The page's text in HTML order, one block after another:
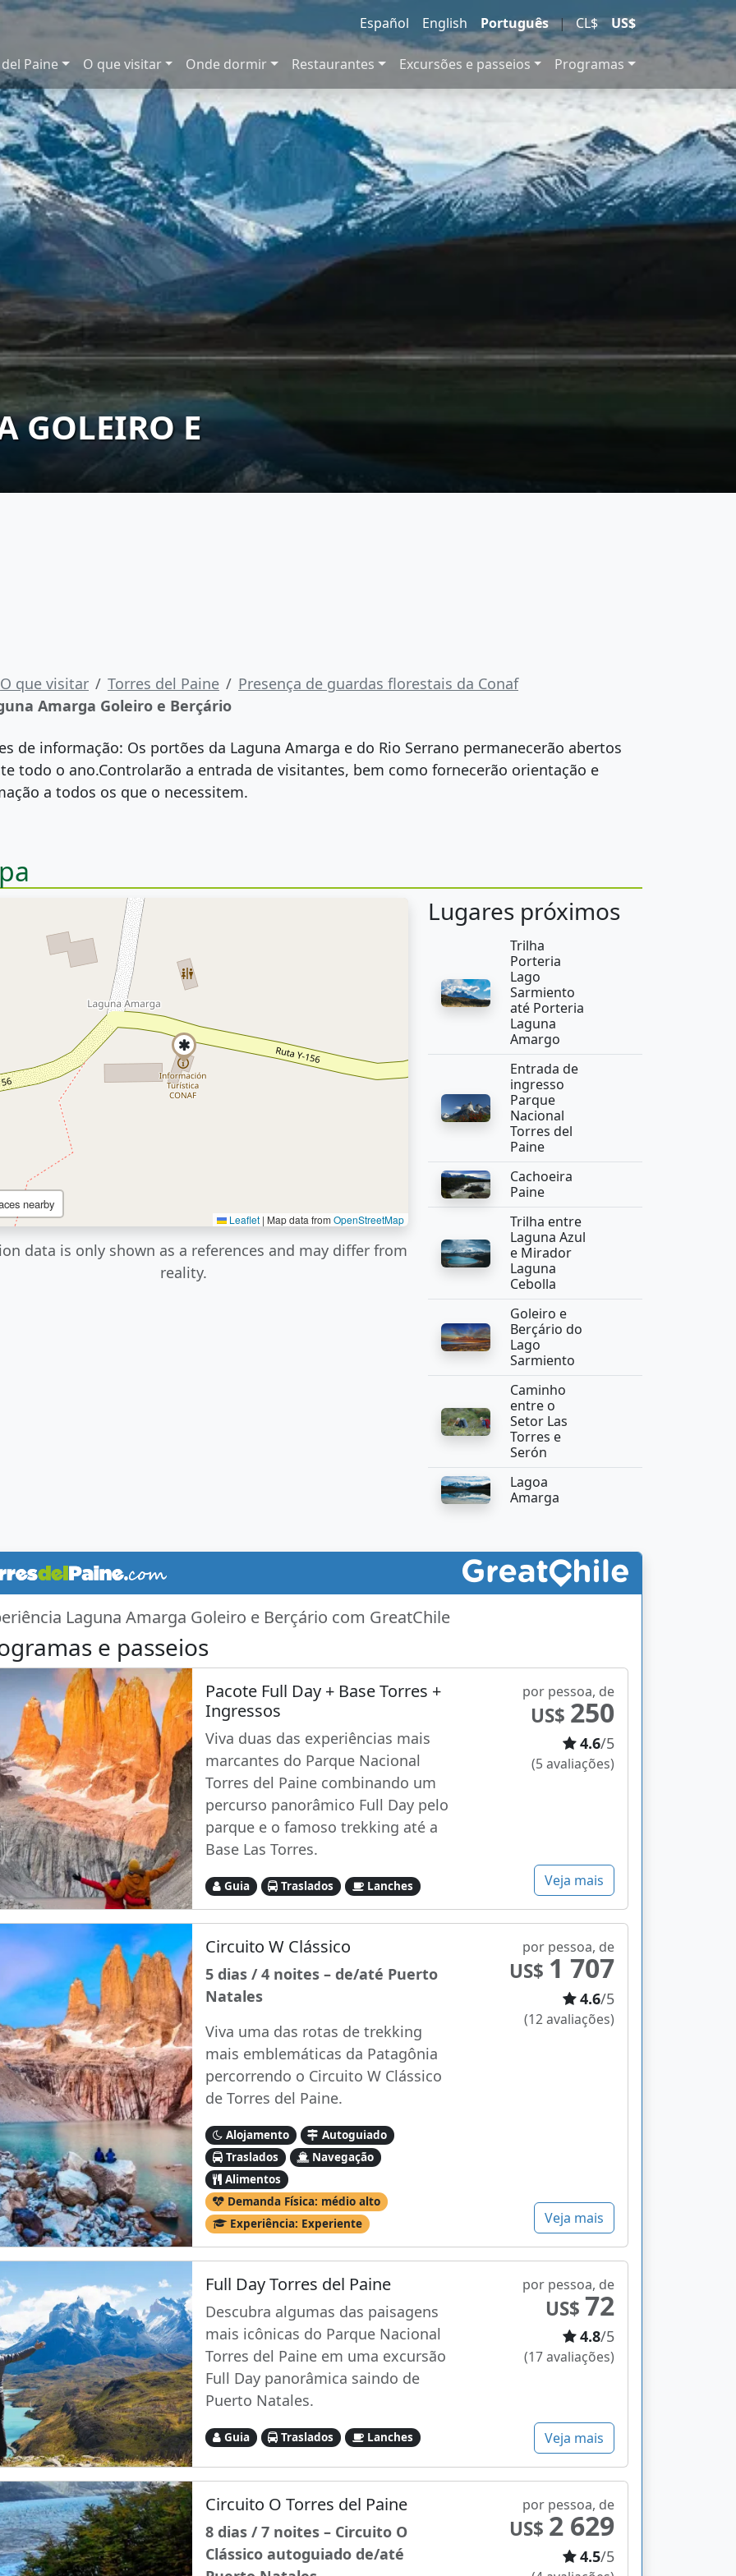
Español English Português | CL$ US$
Paine O que visitar Onde dormir Restaurantes Excursões e passeios Programas
GOLEIRO E
O que visitar Torres del Paine
Presença de guardas florestais da Conaf
Amarga Goleiro e Berçário
de informação: Os portões da Laguna Amarga e do Rio Serrano permanecerão abertos
todo o ano.Controlarão a entrada de visitantes, bem como fornecerão orientação e
a todos os que o necessitem.
nearby
Leaflet | Map data from OpenStreetMap
data is only shown as a references and may differ from
reality.
Lugares próximos
Trilha
Porteria
Lago
Sarmiento
até Porteria
Laguna
Amargo
Entrada de
ingresso
Parque
Nacional
Torres del
Paine
Cachoeira
Paine
Trilha entre
Laguna Azul
e Mirador
Laguna
Cebolla
Goleiro e
Berçário do
Lago
Sarmiento
Caminho
entre o
Setor Las
Torres e
Serón
Lagoa
Amarga
Laguna Amarga Goleiro e Berçário com GreatChile
e passeios
Pacote Full Day + Base Torres +
Ingressos
Viva duas das experiências mais
marcantes do Parque Nacional
Torres del Paine combinando um
percurso panorâmico Full Day pelo
parque e o famoso trekking até a
Base Las Torres.
Guia Traslados Lanches
por pessoa, de
US$ 250
4.6/5
(5 avaliações)
Veja mais
Circuito W Clássico
5 dias / 4 noites – de/até Puerto
Natales
Viva uma das rotas de trekking
mais emblemáticas da Patagônia
percorrendo o Circuito W Clássico
de Torres del Paine.
Alojamento
Autoguiado
Traslados
Navegação
Alimentos
Demanda Física: médio alto
Experiência: Experiente
por pessoa, de
US$ 1 707
4.6/5
(12 avaliações)
Veja mais
Full Day Torres del Paine
Descubra algumas das paisagens
mais icônicas do Parque Nacional
Torres del Paine em uma excursão
Full Day panorâmica saindo de
Puerto Natales.
Guia Traslados Lanches
por pessoa, de
US$ 72
4.8/5
(17 avaliações)
Veja mais
Circuito O Torres del Paine
8 dias / 7 noites – Circuito O
Clássico autoguiado de/até
por pessoa, de
US$ 2 629
4.5/5